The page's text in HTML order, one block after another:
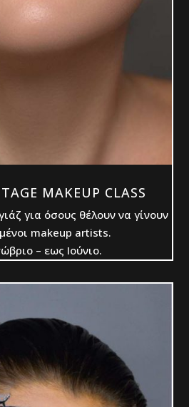
MAKEUP CLASS
για όσους θέλουν να γίνουν
makeup artists.
– εως Ιούνιο.